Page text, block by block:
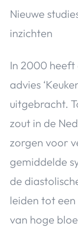
Nieuwe
inzichten
In 2000
advies
uitgebracht.
zout in de
zorgen voor
gemiddelde
de
leiden tot
van hoge